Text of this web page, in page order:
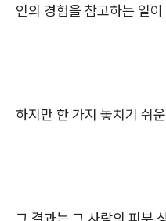
인의 경험을 참고하는 일
하지만 한 가지 놓치기 쉬